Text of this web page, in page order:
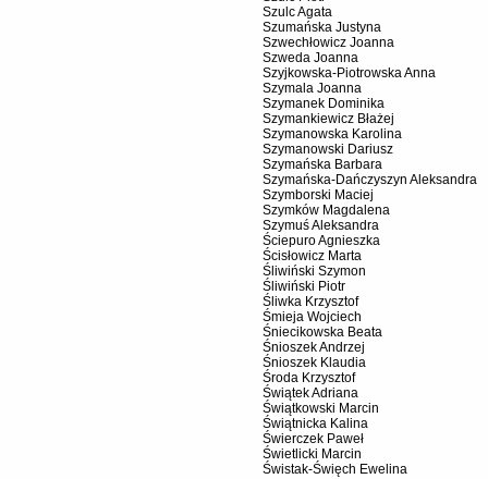
Szulc Agata
Szumańska Justyna
Szwechłowicz Joanna
Szweda Joanna
Szyjkowska-Piotrowska Anna
Szymala Joanna
Szymanek Dominika
Szymankiewicz Błażej
Szymanowska Karolina
Szymanowski Dariusz
Szymańska Barbara
Szymańska-Dańczyszyn Aleksandra
Szymborski Maciej
Szymków Magdalena
Szymuś Aleksandra
Ściepuro Agnieszka
Ścisłowicz Marta
Śliwiński Szymon
Śliwiński Piotr
Śliwka Krzysztof
Śmieja Wojciech
Śniecikowska Beata
Śnioszek Andrzej
Śnioszek Klaudia
Środa Krzysztof
Świątek Adriana
Świątkowski Marcin
Świątnicka Kalina
Świerczek Paweł
Świetlicki Marcin
Świstak-Święch Ewelina